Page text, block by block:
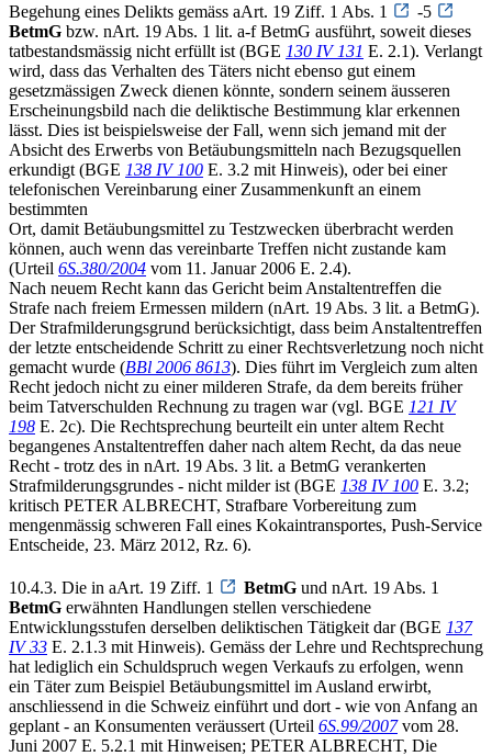
Begehung eines Delikts gemäss aArt. 19 Ziff. 1 Abs. 1
-5
BetmG bzw. nArt. 19 Abs. 1 lit. a-f BetmG ausführt, soweit dieses
tatbestandsmässig nicht erfüllt ist (BGE 130 IV 131 E. 2.1). Verlangt
wird, dass das Verhalten des Täters nicht ebenso gut einem
gesetzmässigen Zweck dienen könnte, sondern seinem äusseren
Erscheinungsbild nach die deliktische Bestimmung klar erkennen
lässt. Dies ist beispielsweise der Fall, wenn sich jemand mit der
Absicht des Erwerbs von Betäubungsmitteln nach Bezugsquellen
erkundigt (BGE 138 IV 100 E. 3.2 mit Hinweis), oder bei einer
telefonischen Vereinbarung einer Zusammenkunft an einem
bestimmten
Ort, damit Betäubungsmittel zu Testzwecken überbracht werden
können, auch wenn das vereinbarte Treffen nicht zustande kam
(Urteil 6S.380/2004 vom 11. Januar 2006 E. 2.4).
Nach neuem Recht kann das Gericht beim Anstaltentreffen die
Strafe nach freiem Ermessen mildern (nArt. 19 Abs. 3 lit. a BetmG).
Der Strafmilderungsgrund berücksichtigt, dass beim Anstaltentreffen
der letzte entscheidende Schritt zu einer Rechtsverletzung noch nicht
gemacht wurde (BBl 2006 8613). Dies führt im Vergleich zum alten
Recht jedoch nicht zu einer milderen Strafe, da dem bereits früher
beim Tatverschulden Rechnung zu tragen war (vgl. BGE 121 IV
198 E. 2c). Die Rechtsprechung beurteilt ein unter altem Recht
begangenes Anstaltentreffen daher nach altem Recht, da das neue
Recht - trotz des in nArt. 19 Abs. 3 lit. a BetmG verankerten
Strafmilderungsgrundes - nicht milder ist (BGE 138 IV 100 E. 3.2;
kritisch PETER ALBRECHT, Strafbare Vorbereitung zum
mengenmässig schweren Fall eines Kokaintransportes, Push-Service
Entscheide, 23. März 2012, Rz. 6).
10.4.3. Die in aArt. 19 Ziff. 1 BetmG und nArt. 19 Abs. 1
BetmG erwähnten Handlungen stellen verschiedene
Entwicklungsstufen derselben deliktischen Tätigkeit dar (BGE 137
IV 33 E. 2.1.3 mit Hinweis). Gemäss der Lehre und Rechtsprechung
hat lediglich ein Schuldspruch wegen Verkaufs zu erfolgen, wenn
ein Täter zum Beispiel Betäubungsmittel im Ausland erwirbt,
anschliessend in die Schweiz einführt und dort - wie von Anfang an
geplant - an Konsumenten veräussert (Urteil 6S.99/2007vom 28.
Juni 2007 E. 5.2.1 mit Hinweisen; PETER ALBRECHT, Die